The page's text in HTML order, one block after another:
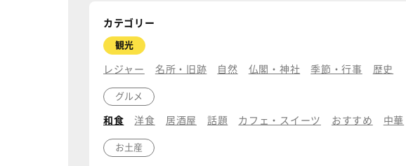
カテゴリー
観光
レジャー 名所・旧跡 自然 仏閣・神社 季節・行事 歴史
グルメ
和食 洋食 居酒屋 話題 カフェ・スイーツ おすすめ 中華
お土産